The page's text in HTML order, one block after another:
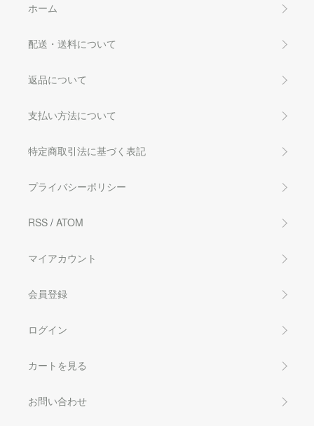
ホーム
配送・送料について
返品について
支払い方法について
特定商取引法に基づく表記
プライバシーポリシー
RSS / ATOM
マイアカウント
会員登録
ログイン
カートを見る
お問い合わせ